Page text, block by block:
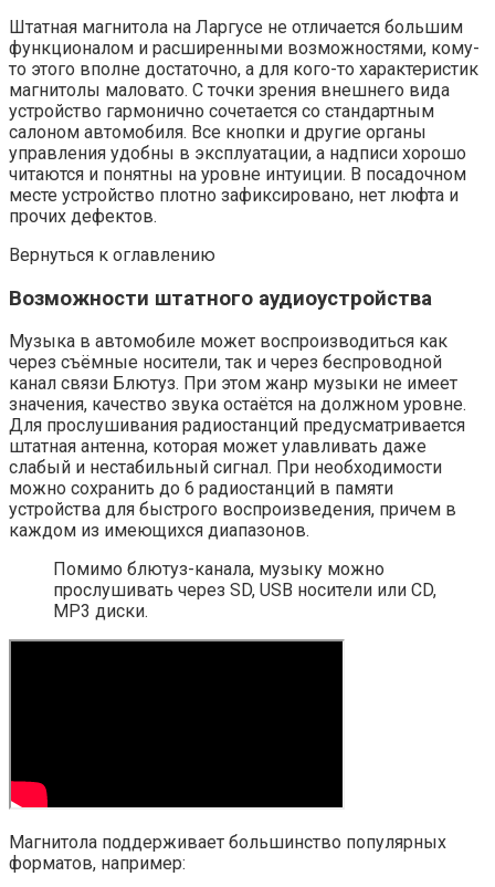
Штатная магнитола на Ларгусе не отличается большим
функционалом и расширенными возможностями, кому-
то этого вполне достаточно, а для кого-то характеристик
магнитолы маловато. С точки зрения внешнего вида
устройство гармонично сочетается со стандартным
салоном автомобиля. Все кнопки и другие органы
управления удобны в эксплуатации, а надписи хорошо
читаются и понятны на уровне интуиции. В посадочном
месте устройство плотно зафиксировано, нет люфта и
прочих дефектов.
Вернуться к оглавлению
Возможности штатного аудиоустройства
Музыка в автомобиле может воспроизводиться как
через съёмные носители, так и через беспроводной
канал связи Блютуз. При этом жанр музыки не имеет
значения, качество звука остаётся на должном уровне.
Для прослушивания радиостанций предусматривается
штатная антенна, которая может улавливать даже
слабый и нестабильный сигнал. При необходимости
можно сохранить до 6 радиостанций в памяти
устройства для быстрого воспроизведения, причем в
каждом из имеющихся диапазонов.
Помимо блютуз-канала, музыку можно
прослушивать через SD, USB носители или CD,
MP3 диски.
Магнитола поддерживает большинство популярных
форматов, например: